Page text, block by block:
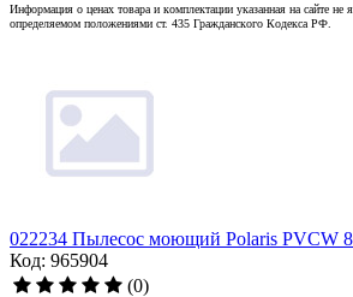
Информация о ценах товара и комплектации указанная на сайте не
определяемом положениями ст. 435 Гражданского Кодекса РФ.
022234 Пылесос моющий Polaris PVCW
Код: 965904
(0)